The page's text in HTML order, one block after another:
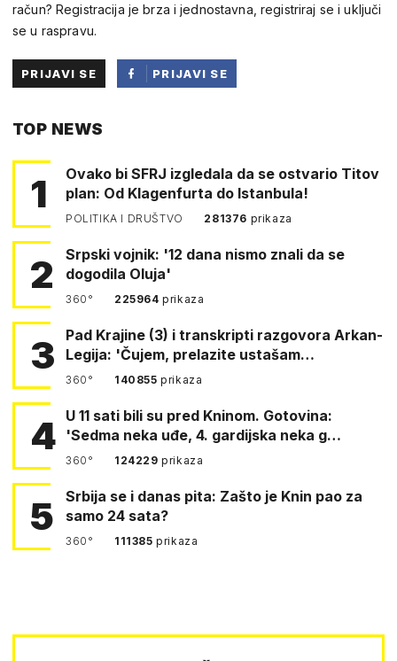
račun? Registracija je brza i jednostavna, registriraj se i uključi
se u raspravu.
PRIJAVI SE
PRIJAVI SE
TOP NEWS
1
Ovako bi SFRJ izgledala da se ostvario Titov
plan: Od Klagenfurta do Istanbula!
POLITIKA I DRUŠTVO 281376 prikaza
2
Srpski vojnik: '12 dana nismo znali da se
dogodila Oluja'
360° 225964prikaza
3
Pad Krajine (3) i transkripti razgovora Arkan-
Legija: 'Čujem, prelazite ustašam…
360° 140855prikaza
4 U 11 sati bili su pred Kninom. Gotovina:
'Sedma neka uđe, 4. gardijska neka g…
360° 124229prikaza
5
Srbija se i danas pita: Zašto je Knin pao za
samo 24 sata?
360° 111385prikaza